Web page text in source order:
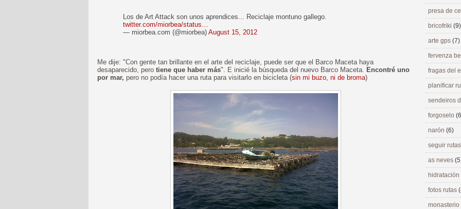
Los de Art Attack son unos aprendices... Reciclaje montuno gallego.
twitter.com/miorbea/status…
— miorbea.com (@miorbea) August 15, 2012
Me dije: "Con gente tan brillante en el arte del reciclaje, puede ser que el Barco Maceta haya
desaparecido, pero tiene que haber más". E inicié la búsqueda del nuevo Barco Maceta. Encontré uno
por mar, pero no podía hacer una ruta para visitarlo en bicicleta (sin mi buzo, ni de broma)
presa de
bricofriki (9)
arte gps (7)
fervenza
fragas del
planificar
sendeiros
forgoselo
narón (6)
seguir
as neves
hidratación
fotos rutas